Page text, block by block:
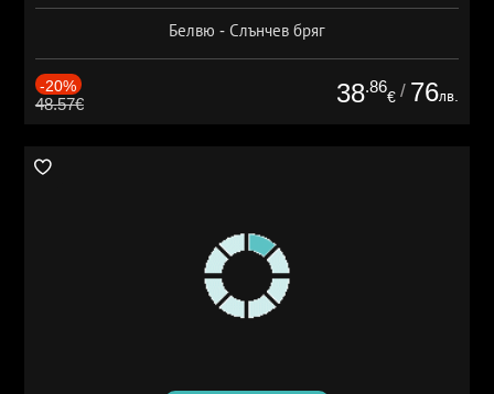
Белвю - Слънчев бряг
-20%
48.57€ 38.86
€ / 76лв.